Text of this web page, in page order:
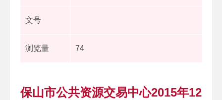
文号
浏览量 74
保山市公共资源交易中心2015年12